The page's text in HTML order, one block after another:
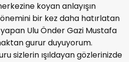
koyan anlayışın
bir kez daha hatırlatan
Ulu Önder Gazi Mustafa
gurur duyuyorum.
sizlerin ışıldayan gözlerinizde